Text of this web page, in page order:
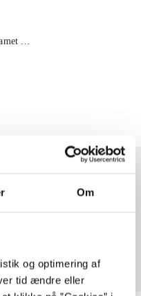
Om
og optimering af
tid ændre eller
...